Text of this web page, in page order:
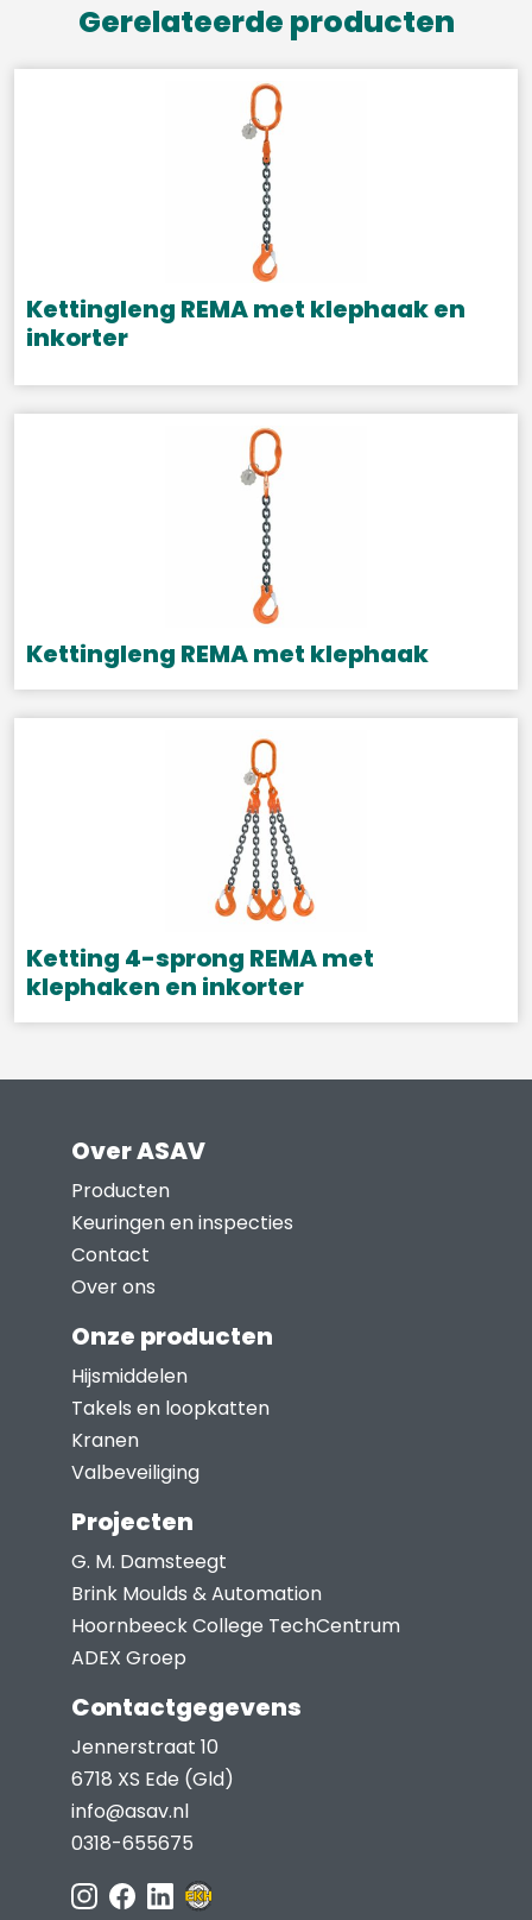
Gerelateerde producten
Kettingleng REMA met klephaak en
inkorter
Kettingleng REMA met klephaak
Dit
product
gekozen
worden
productpagina
Ketting 4-sprong REMA met
klephaken en inkorter
Dit
variaties.
optie
gekozen
productpagina
Over ASAV
Producten
Keuringen en inspecties
Contact
Over ons
Onze producten
Hijsmiddelen
Takels en loopkatten
Kranen
Valbeveiliging
Projecten
G. M. Damsteegt
Brink Moulds & Automation
Hoornbeeck College TechCentrum
ADEX Groep
Contactgegevens
Jennerstraat 10
6718 XS Ede (Gld)
info@asav.nl
0318-655675